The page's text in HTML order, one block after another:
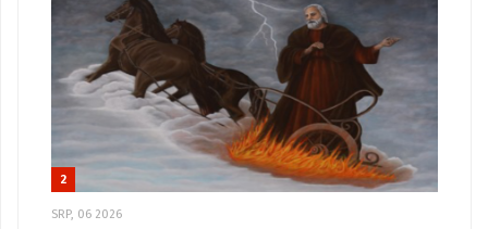
2
SRP, 06 2026